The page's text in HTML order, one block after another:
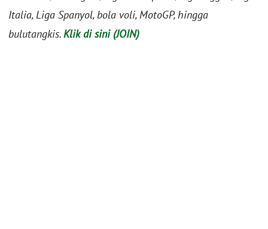
Italia, Liga Spanyol, bola voli, MotoGP, hingga
bulutangkis.Klik di sini (JOIN)